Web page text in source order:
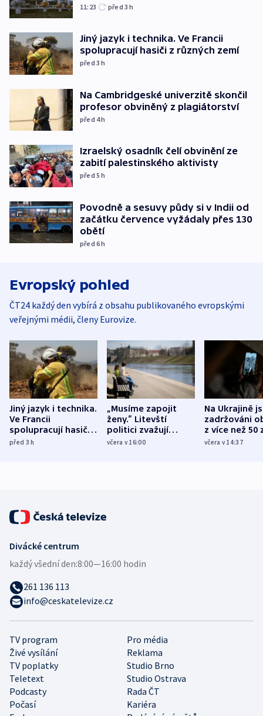
11:23 před 3h
Jiný jazyk i technika. Ve Francii
spolupracují hasiči z různých zemí
před 3h
Na Cambridgeské univerzitě skončil
profesor obviněný z plagiátorství
před 4h
Izraelský osadník čelí obvinění ze
zabití palestinského aktivisty
před 5h
Povodně a sesuvy půdy si v Indii od
začátku července vyžádaly přes 130
obětí
před 6h
Evropský pohled
ČT24 každý den vybírá z obsahu publikovaného evropskými
veřejnými médii, členy Eurovize.
Jiný jazyk i technika.
Ve Francii
spolupracují hasiči z
různých zemí
před 3h
„Musíme zapojit
ženy.“ Litevští
politici zvažují
dohodu o
včera v 16:00
Na Ukrajině
zadržováni
z více než 50
Bojovali na
včera v 14:37
TV program
Pro média
Živé vysílání
Reklama
TV poplatky
Studio Brno
Teletext
Studio Ostrava
Podcasty
Rada ČT
Počasí
Kariéra
Divácké centrum
každý všední den:8:00—16:00 hodin
261 136 113
info@ceskatelevize.cz